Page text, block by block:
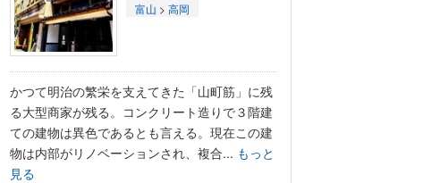
富山 > 高岡
かつて明治の繁栄を支えてきた「山町筋」に残
る大型商家が残る。コンクリート造りで３階建
ての建物は異色であるとも言える。現在この建
物は内部がリノベーションされ、複合... もっと
見る